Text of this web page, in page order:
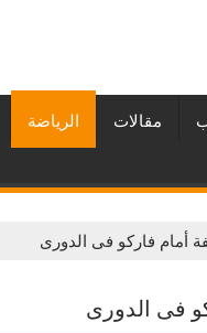
مقالات الرياضة
أمام فاركو فى الدورى
فى الدورى